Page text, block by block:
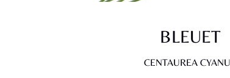
BLEUET
CENTAUREA